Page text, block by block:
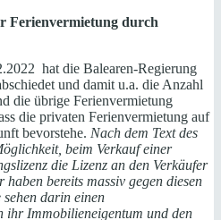
Ferienvermietung durch
hat die Balearen-Regierung
und damit u.a. die Anzahl
die übrige Ferienvermietung
die privaten Ferienvermietung auf
bevorstehe. Nach dem Text des
beim Verkauf einer
die Lizenz an den Verkäufer
bereits massiv gegen diesen
sehen darin einen
ihr Immobilieneigentum und den